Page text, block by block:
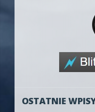
OSTATNIE